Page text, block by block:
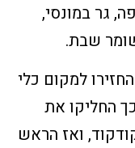
גר במונסי,
שבת.
למקום כלי
החליקו את
ואז הראש